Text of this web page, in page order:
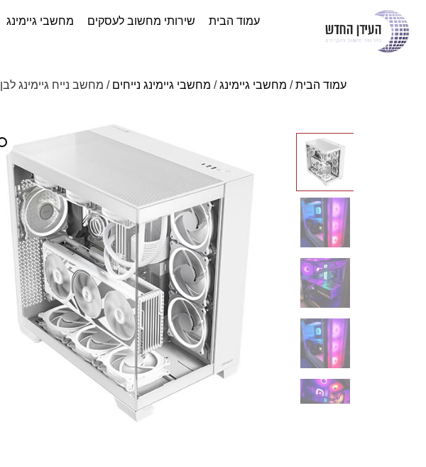
עמוד הבית שירותי מחשוב לעסקים מחשבי גיימינג
עמוד הבית/ מחשבי גיימינג/ מחשבי גיימינג נייחים / מחשב נייח גיימינג לבן Ryzen 7 9800X3D-ZOTAC GAMING Nvidia GeForce RTX 5080 SOLID OC 16GB